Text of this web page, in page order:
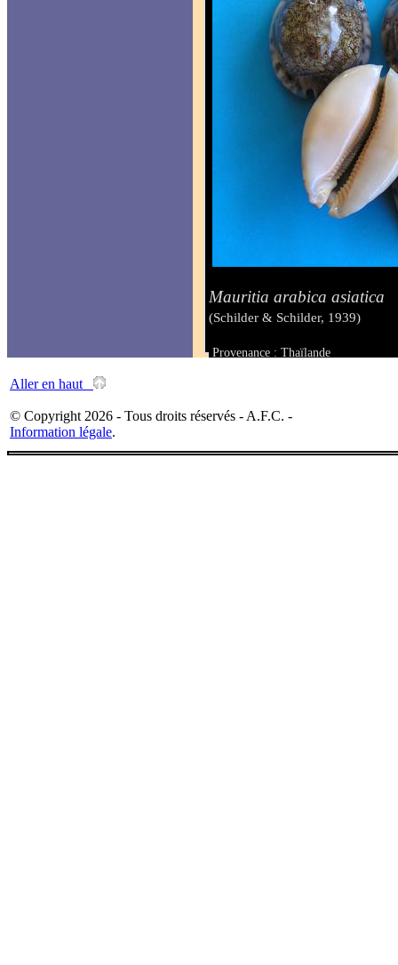
Mauritia arabica asiatica
(Schilder & Schilder, 1939)
Provenance : Thaïlande
Aller en haut
© Copyright 2026 - Tous droits réservés - A.F.C. -
Information légale.